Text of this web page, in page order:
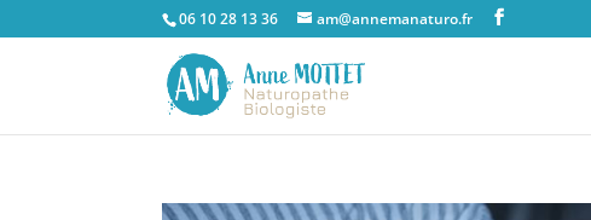
06 10 28 13 36 am@annemanaturo.fr